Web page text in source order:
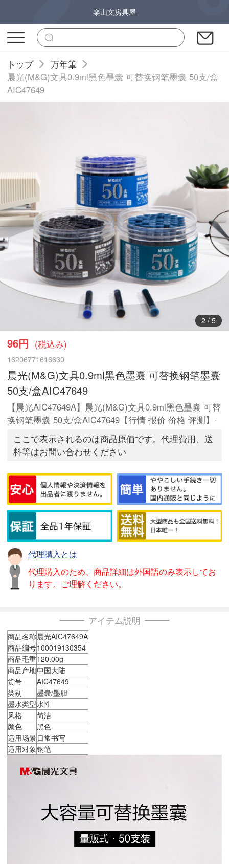
楽山文房具屋
トップ
万年筆
晨光(M&G)文具0.9ml黑色墨囊 可替换钢笔墨囊 50支/盒
AIC47649
3/ 5
96円 (税込み)
16206771616630
晨光(M&G)文具0.9ml黑色墨囊 可替换钢笔墨囊
50支/盒AIC47649
【晨光AIC47649A】晨光(M&G)文具0.9ml黑色墨囊 可替
换钢笔墨囊 50支/盒AIC47649【行情 报价 价格 评测】-
ここで表示されるのは商品原価です。代理費用、送
料等はお問い合わせください
代理購入とは
代理購入のため、商品詳細は外国語のみ表示してお
ります。ご理解ください。
アイテム説明
商品名称晨光AIC47649A
商品编号100019130354
商品毛重120.00g
商品产地中国大陆
货号
AIC47649
类别
墨囊/墨胆
墨水类型水性
风格
简洁
颜色
黑色
适用场景日常书写
适用对象钢笔